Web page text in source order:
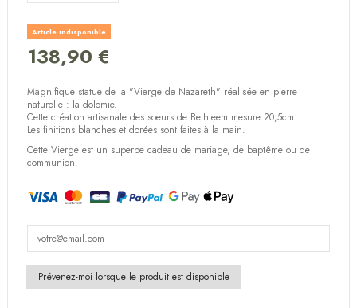
Article indisponible
138,90 €
Magnifique statue de la "Vierge de Nazareth" réalisée en pierre
naturelle : la dolomie.
Cette création artisanale des soeurs de Bethleem mesure 20,5cm.
Les finitions blanches et dorées sont faites à la main.
Cette Vierge est un superbe cadeau de mariage, de baptême ou de
communion.